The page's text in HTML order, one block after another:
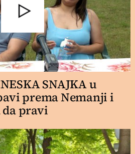
SNAJKA u
prema Nemanji i
pravi